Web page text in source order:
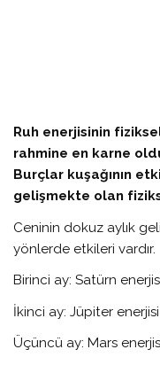
Ruh enerjisinin
rahmine en karne
Burçlar kuşağının
gelişmekte olan
Ceninin dokuz aylık
yönlerde etkileri vardır.
Birinci ay: Satürn
İkinci ay: Jüpiter
Üçüncü ay: Mars